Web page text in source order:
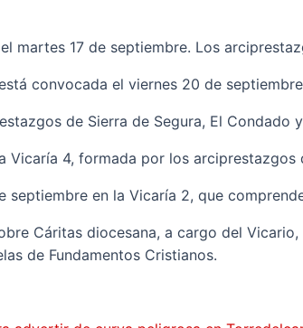
martes 17 de septiembre. Los
convocada el viernes 20 de
de Sierra de Segura, El
4, formada por los arciprestazgos
en la Vicaría 2, que
Cáritas diocesana, a cargo del
de Fundamentos Cristianos.